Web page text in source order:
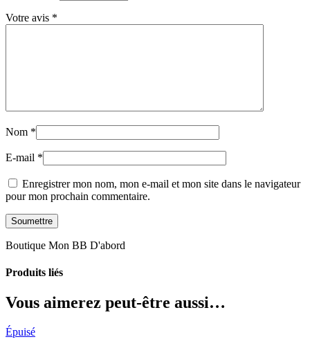
Votre avis *
Nom *
E-mail *
Enregistrer mon nom, mon e-mail et mon site dans le navigateur
pour mon prochain commentaire.
Boutique Mon BB D'abord
Produits liés
Vous aimerez peut-être aussi…
Épuisé